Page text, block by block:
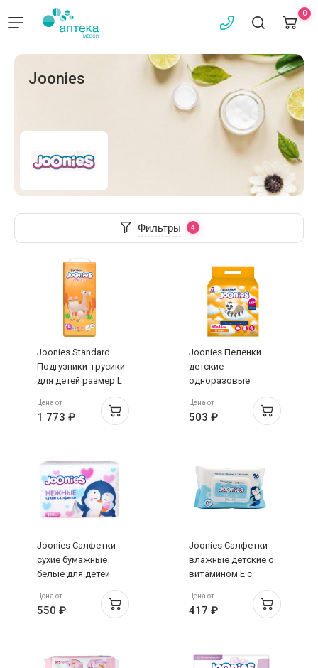
0
Joonies
Фильтры
Joonies Standard
Подгузники-трусики
для детей размер L
Цена от
1 773 ₽
Joonies Пеленки
детские
одноразовые
размер 60х45 №10
Цена от
503 ₽
Joonies Салфетки
сухие бумажные
белые для детей
Цена от
550 ₽
Joonies Салфетки
влажные детские c
витамином Е с
Цена от
417 ₽